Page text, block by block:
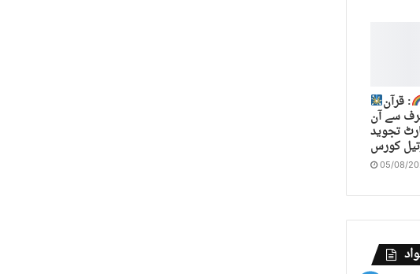
: قرآن
سے آن
تجوید
کورس
05/08/